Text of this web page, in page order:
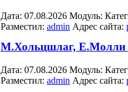
Дата: 07.08.2026 Модуль:
Разместил: admin Адрес сайта:
М.Хольцшлаг, Е.Молли
Дата: 07.08.2026 Модуль:
Разместил: admin Адрес сайта: